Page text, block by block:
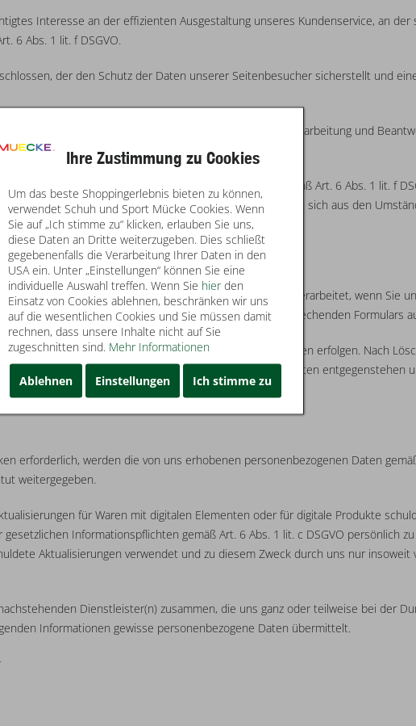
Interesse an der effizienten Ausgestaltung unseres Kundenservice, an
6 Abs. 1 lit. f DSGVO.
der den Schutz der Daten unserer Seitenbesucher sicherstellt und
oder E-Mail) werden – ausschließlich zum Zweck der Bearbeitung und
Interesse an der Beantwortung Ihres Anliegens gemäß Art. 6 Abs. 1 lit. f
6 Abs. 1 lit. b DSGVO. Ihre Daten werden gelöscht, wenn sich aus den
Aufbewahrungspflichten entgegenstehen.
im jeweils erforderlichen Umfang weiterhin erhoben und verarbeitet, wenn Sie
sind, entnehmen Sie der Eingabemaske des entsprechenden Formulars
eine Nachricht an die o.g. Adresse des Verantwortlichen erfolgen. Nach
abgewickelt sind, keine gesetzlichen Aufbewahrungsfristen entgegenstehen
erforderlich, werden die von uns erhobenen personenbezogenen Daten
weitergegeben.
für Waren mit digitalen Elementen oder für digitale Produkte
Informationspflichten gemäß Art. 6 Abs. 1 lit. c DSGVO persönlich
Aktualisierungen verwendet und zu diesem Zweck durch uns nur insoweit
Dienstleister(n) zusammen, die uns ganz oder teilweise bei der
Informationen gewisse personenbezogene Daten übermittelt.
Ihre Zustimmung zu Cookies
Um das beste Shoppingerlebnis bieten zu können,
verwendet Schuh und Sport Mücke Cookies. Wenn
Sie auf „Ich stimme zu“ klicken, erlauben Sie uns,
diese Daten an Dritte weiterzugeben. Dies schließt
gegebenenfalls die Verarbeitung Ihrer Daten in den
USA ein. Unter „Einstellungen“ können Sie eine
individuelle Auswahl treffen. Wenn Sie hierden
Einsatz von Cookies ablehnen, beschränken wir uns
auf die wesentlichen Cookies und Sie müssen damit
rechnen, dass unsere Inhalte nicht auf Sie
zugeschnitten sind. Mehr Informationen
Ablehnen Einstellungen Ich stimme zu